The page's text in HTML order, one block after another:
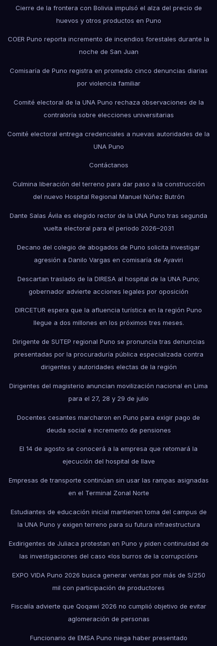
Cierre de la frontera con Bolivia impulsó el alza del precio de
huevos y otros productos en Puno
COER Puno reporta incremento de incendios forestales durante la
noche de San Juan
Comisaría de Puno registra en promedio cinco denuncias diarias
por violencia familiar
Comité electoral de la UNA Puno rechaza observaciones de la
contraloría sobre elecciones universitarias
Comité electoral entrega credenciales a nuevas autoridades de la
UNA Puno
Contáctanos
Culmina liberación del terreno para dar paso a la construcción
del nuevo Hospital Regional Manuel Núñez Butrón
Dante Salas Ávila es elegido rector de la UNA Puno tras segunda
vuelta electoral para el periodo 2026–2031
Decano del colegio de abogados de Puno solicita investigar
agresión a Danilo Vargas en comisaría de Ayaviri
Descartan traslado de la DIRESA al hospital de la UNA Puno;
gobernador advierte acciones legales por oposición
DIRCETUR espera que la afluencia turística en la región Puno
llegue a dos millones en los próximos tres meses.
Dirigente de SUTEP regional Puno se pronuncia tras denuncias
presentadas por la procuraduría pública especializada contra
dirigentes y autoridades electas de la región
Dirigentes del magisterio anuncian movilización nacional en Lima
para el 27, 28 y 29 de julio
Docentes cesantes marcharon en Puno para exigir pago de
deuda social e incremento de pensiones
El 14 de agosto se conocerá a la empresa que retomará la
ejecución del hospital de Ilave
Empresas de transporte continúan sin usar las rampas asignadas
en el Terminal Zonal Norte
Estudiantes de educación inicial mantienen toma del campus de
la UNA Puno y exigen terreno para su futura infraestructura
Exdirigentes de Juliaca protestan en Puno y piden continuidad de
las investigaciones del caso «los burros de la corrupción»
EXPO VIDA Puno 2026 busca generar ventas por más de S/250
mil con participación de productores
Fiscalía advierte que Qoqawi 2026 no cumplió objetivo de evitar
aglomeración de personas
Funcionario de EMSA Puno niega haber presentado